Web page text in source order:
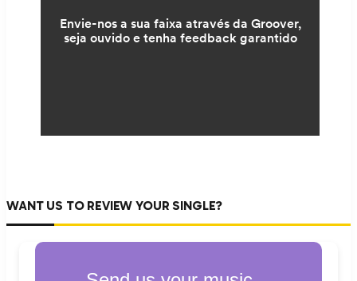
WANT US TO REVIEW YOUR SINGLE?